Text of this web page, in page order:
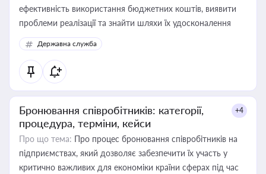
ефективність використання бюджетних коштів, виявити
проблеми реалізації та знайти шляхи їх удосконалення
Державна служба
Бронювання співробітників: категорії,
процедура, терміни, кейси
+4
Про що тема: Про процес бронювання співробітників на
підприємствах, який дозволяє забезпечити їх участь у
критично важливих для економіки країни сферах під час